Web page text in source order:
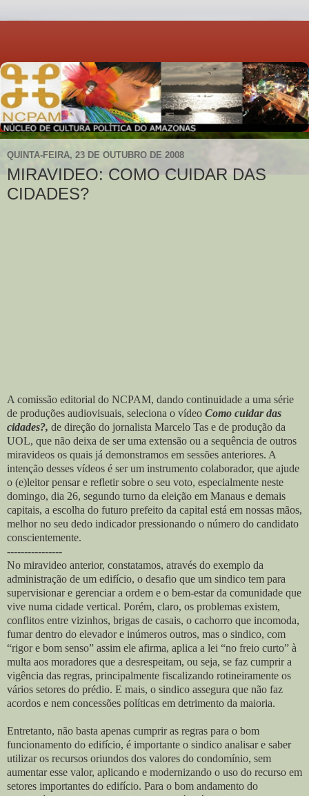
QUINTA-FEIRA, 23 DE OUTUBRO DE 2008
MIRAVIDEO: COMO CUIDAR DAS
CIDADES?
A comissão editorial do NCPAM, dando continuidade a uma série
de produções audiovisuais, seleciona o vídeo Como cuidar das
cidades?, de direção do jornalista Marcelo Tas e de produção da
UOL, que não deixa de ser uma extensão ou a sequência de outros
miravideos os quais já demonstramos em sessões anteriores. A
intenção desses vídeos é ser um instrumento colaborador, que ajude
o (e)leitor pensar e refletir sobre o seu voto, especialmente neste
domingo, dia 26, segundo turno da eleição em Manaus e demais
capitais, a escolha do futuro prefeito da capital está em nossas mãos,
melhor no seu dedo indicador pressionando o número do candidato
conscientemente.
----------------
No miravideo anterior, constatamos, através do exemplo da
administração de um edifício, o desafio que um sindico tem para
supervisionar e gerenciar a ordem e o bem-estar da comunidade que
vive numa cidade vertical. Porém, claro, os problemas existem,
conflitos entre vizinhos, brigas de casais, o cachorro que incomoda,
fumar dentro do elevador e inúmeros outros, mas o sindico, com
“rigor e bom senso” assim ele afirma, aplica a lei “no freio curto” à
multa aos moradores que a desrespeitam, ou seja, se faz cumprir a
vigência das regras, principalmente fiscalizando rotineiramente os
vários setores do prédio. E mais, o sindico assegura que não faz
acordos e nem concessões políticas em detrimento da maioria.
Entretanto, não basta apenas cumprir as regras para o bom
funcionamento do edifício, é importante o sindico analisar e saber
utilizar os recursos oriundos dos valores do condomínio, sem
aumentar esse valor, aplicando e modernizando o uso do recurso em
setores importantes do edifício. Para o bom andamento do